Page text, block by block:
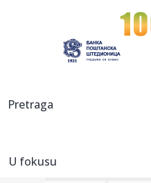
Kraj za Aleksandru
23:35:"Nema lakih
23:29:
Pretraga
U fokusu